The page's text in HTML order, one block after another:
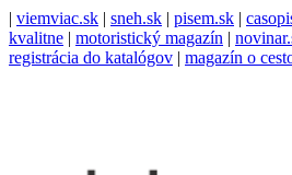
| viemviac.sk | sneh.sk | pisem.sk |
kvalitne | motoristický magazín |
registrácia do katalógov | magazín o